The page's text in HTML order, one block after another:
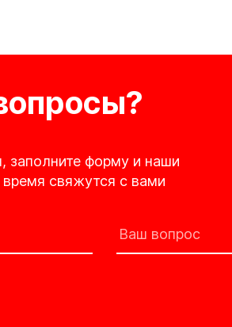
заполните форму и наши
свяжутся с вами